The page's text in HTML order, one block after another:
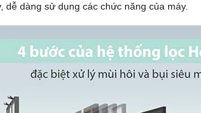
dễ dàng sử dụng các chức năng của máy.